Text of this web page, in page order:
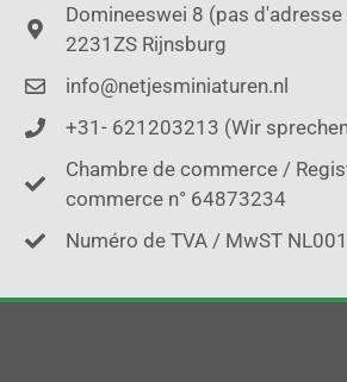
Domineeswei 8 (pas
2231ZS Rijnsburg
info@netjesminiaturen.nl
+31- 621203213 (Wir
Chambre de commerce /
commerce n° 64873234
Numéro de TVA / MwST